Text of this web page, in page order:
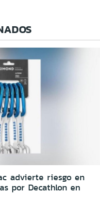
advierte riesgo en
por Decathlon en